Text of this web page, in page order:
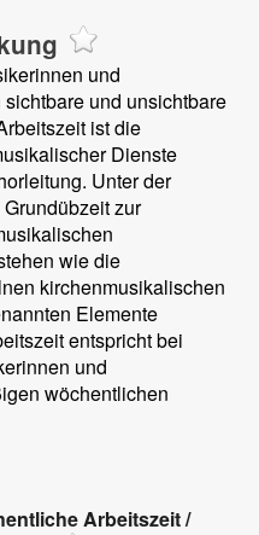
und
und unsichtbare
ist die
Dienste
Unter der
zur
wie die
kirchenmusikalischen
Elemente
entspricht bei
und
wöchentlichen
Arbeitszeit /